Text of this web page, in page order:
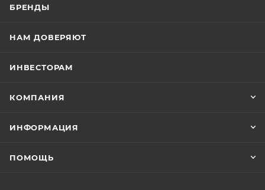
БРЕНДЫ
НАМ ДОВЕРЯЮТ
ИНВЕСТОРАМ
КОМПАНИЯ
ИНФОРМАЦИЯ
ПОМОЩЬ